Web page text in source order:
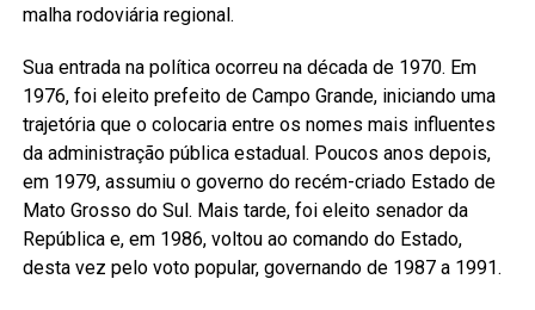
malha rodoviária regional.
Sua entrada na política ocorreu na década de 1970. Em
1976, foi eleito prefeito de Campo Grande, iniciando uma
trajetória que o colocaria entre os nomes mais influentes
da administração pública estadual. Poucos anos depois,
em 1979, assumiu o governo do recém-criado Estado de
Mato Grosso do Sul. Mais tarde, foi eleito senador da
República e, em 1986, voltou ao comando do Estado,
desta vez pelo voto popular, governando de 1987 a 1991.